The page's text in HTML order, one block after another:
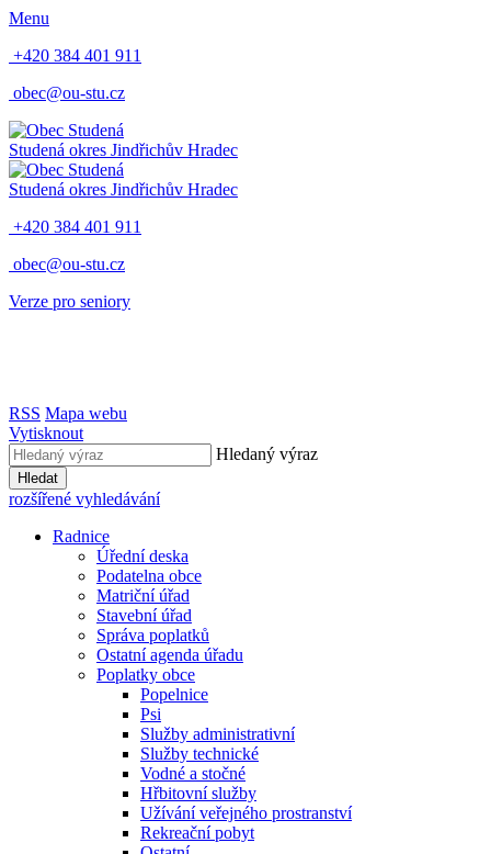
Menu
+420 384 401 911
obec@ou-stu.cz
Studená okres Jindřichův Hradec
Studená okres Jindřichův Hradec
+420 384 401 911
obec@ou-stu.cz
Verze pro seniory
RSS Mapa webu
Vytisknout
Hledaný výraz
Hledat
rozšířené vyhledávání
Radnice
Úřední deska
Podatelna obce
Matriční úřad
Stavební úřad
Správa poplatků
Ostatní agenda úřadu
Poplatky obce
Popelnice
Psi
Služby administrativní
Služby technické
Vodné a stočné
Hřbitovní služby
Užívání veřejného prostranství
Rekreační pobyt